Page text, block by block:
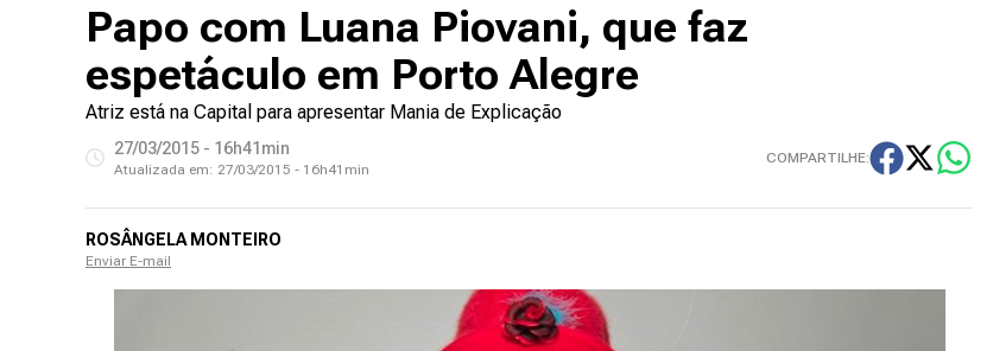
Papo com Luana Piovani, que faz
espetáculo em Porto Alegre
Atriz está na Capital para apresentar Mania de Explicação
27/03/2015 - 16h41min
Atualizada em: 27/03/2015 - 16h41min
COMPARTILHE:
ROSÂNGELA MONTEIRO
Enviar E-mail